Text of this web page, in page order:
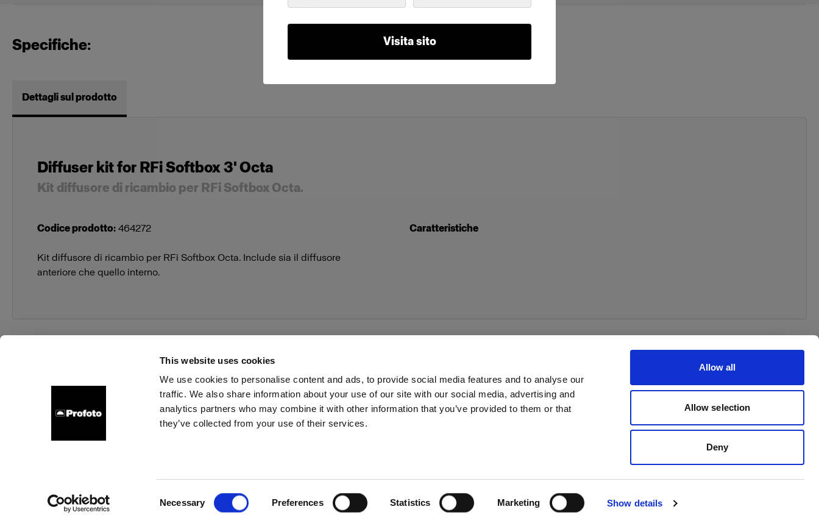
This website uses cookies
We use cookies to personalise content and ads, to provide social media features and to analyse our
traffic. We also share information about your use of our site with our social media, advertising and
analytics partners who may combine it with other information that you’ve provided to them or that
they’ve collected from your use of their services.
Necessary Preferences Statistics Marketing Show details
Allow all
Allow selection
Deny
Visita sito
Specifiche:
Dettagli sul prodotto
Diffuser kit for RFi Softbox 3' Octa
Kit diffusore di ricambio per RFi Softbox Octa.
Codice prodotto: 464272
Kit diffusore di ricambio per RFi Softbox Octa. Include sia il diffusore
anteriore che quello interno.
Caratteristiche
Chi siamo Contatti Assistenza Opportunità di lavoro Stampa Investitori Share the Light Withdrawal your order
Copyright (C) 1968-2025 Profoto AB. Tutti i diritti riservati.